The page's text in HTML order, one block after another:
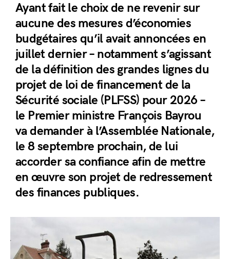
Ayant fait le choix de ne revenir sur
aucune des mesures d’économies
budgétaires qu’il avait annoncées en
juillet dernier – notamment s’agissant
de la définition des grandes lignes du
projet de loi de financement de la
Sécurité sociale (PLFSS) pour 2026 –
le Premier ministre François Bayrou
va demander à l’Assemblée Nationale,
le 8 septembre prochain, de lui
accorder sa confiance afin de mettre
en œuvre son projet de redressement
des finances publiques.